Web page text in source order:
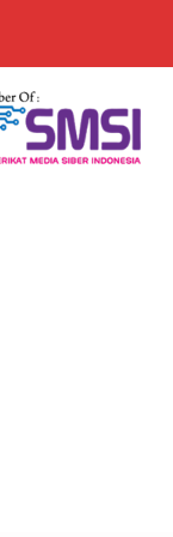
Ketat di China
Audiensi dengan